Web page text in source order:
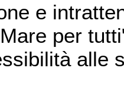
e
per
alle